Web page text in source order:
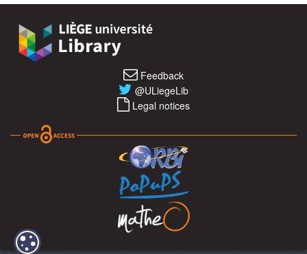
Feedback
@ULiegeLib
Legal notices